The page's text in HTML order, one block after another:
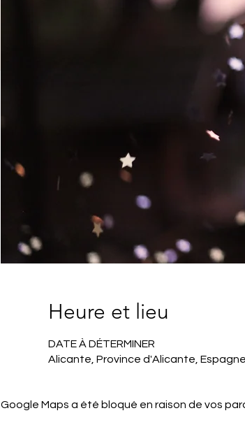
Heure et lieu
DATE À DÉTERMINER
Alicante, Province d'Alicante, Espagne
Google Maps a été bloqué en raison de vos